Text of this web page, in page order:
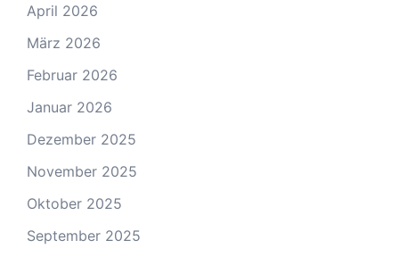
April 2026
März 2026
Februar 2026
Januar 2026
Dezember 2025
November 2025
Oktober 2025
September 2025